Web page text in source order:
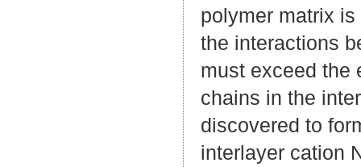
polymer matrix
the interactions
must exceed the
chains in the
discovered to
interlayer cation